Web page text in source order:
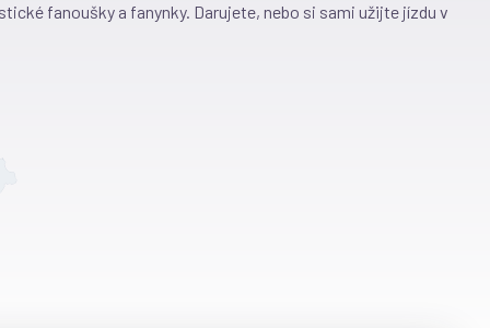
fanoušky a fanynky. Darujete, nebo si sami užijte jízdu v